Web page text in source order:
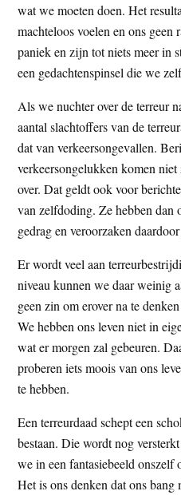
wat we moeten doen. Het
machteloos voelen en ons geen
paniek en zijn tot niets meer in
een gedachtenspinsel die we
Als we nuchter over de terreur
aantal slachtoffers van de
dat van verkeersongevallen.
verkeersongelukken komen
over. Dat geldt ook voor
van zelfdoding. Ze hebben
gedrag en veroorzaken
Er wordt veel aan
niveau kunnen we daar weinig
geen zin om erover na te
We hebben ons leven niet in
wat er morgen zal gebeuren.
proberen iets moois van ons
te hebben.
Een terreurdaad schept een
bestaan. Die wordt nog
we in een fantasiebeeld onszelf
Het is ons denken dat ons bang